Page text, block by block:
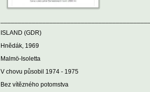
ISLAND (GDR)
Hnědák, 1969
Malmö-Isoletta
V chovu působil 1974 - 1975
Bez vítězného potomstva